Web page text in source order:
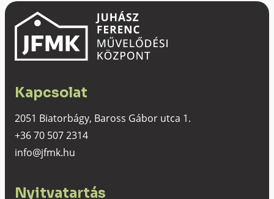
Kapcsolat
2051 Biatorbágy, Baross Gábor utca 1.
+36 70 507 2314
info@jfmk.hu
Nyitvatartás